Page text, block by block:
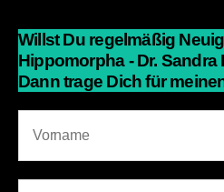
Willst Du regelmäßig
Hippomorpha - Dr.
Dann trage Dich für